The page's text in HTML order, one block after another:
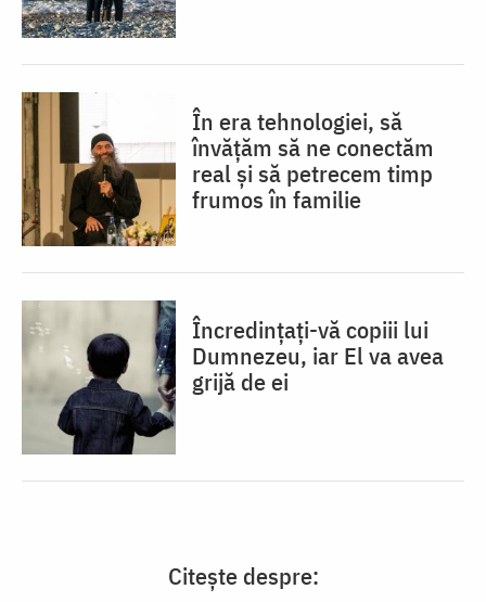
În era tehnologiei, să
învățăm să ne conectăm
real și să petrecem timp
frumos în familie
Încredințați-vă copiii lui
Dumnezeu, iar El va avea
grijă de ei
Citește despre: